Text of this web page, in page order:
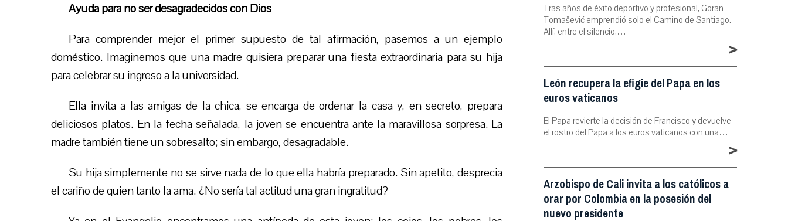
Ayuda para no ser desagradecidoscon Dios
Para comprender mejor el primer supuesto de tal afirmación, pasemos a un ejemplo
doméstico. Imaginemos que una madre quisiera preparar una fiesta extraordinaria para su hija
para celebrar su ingreso a la universidad.
Ella invita a las amigas de la chica, se encarga de ordenar la casa y, en secreto, prepara
deliciosos platos. En la fecha señalada, la joven se encuentra ante la maravillosa sorpresa. La
madre también tiene unsobresalto; sin embargo, desagradable.
Su hija simplemente no se sirve nada de lo que ella habría preparado. Sin apetito, desprecia
el cariño de quien tanto laama. ¿No sería tal actitud una gran ingratitud?
Tras años de éxito deportivo y profesional, Goran
Tomašević emprendió solo el Camino de Santiago.
Allí, entre el silencio,…
>
León recupera la efigie del Papa en los
euros vaticanos
El Papa revierte la decisión de Francisco y devuelve
el rostro del Papa a los euros vaticanos con una…
>
Arzobispo de Cali invita a los católicos a
orar por Colombia en la posesión del
nuevo presidente